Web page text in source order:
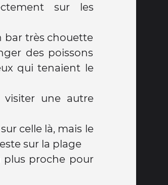
sur les
bar très chouette
des poissons
qui tenaient le
une autre
celle là, mais le
sur la plage
plus proche pour